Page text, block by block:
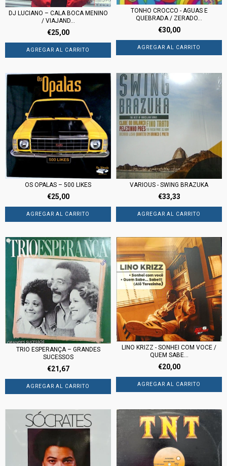
DJ LUCIANO ‎– CALA BOCA MENINO
/ VIAJAND...
€25,00
TONHO CROCCO - AGUAS E
QUEBRADA / ZERADO...
€30,00
OS OPALAS ‎– 500 LIKES
€25,00
VARIOUS - SWING BRAZUKA
€33,33
TRIO ESPERANÇA – GRANDES
SUCESSOS
€21,67
LINO KRIZZ - SONHEI COM VOCE /
QUEM SABE...
€20,00